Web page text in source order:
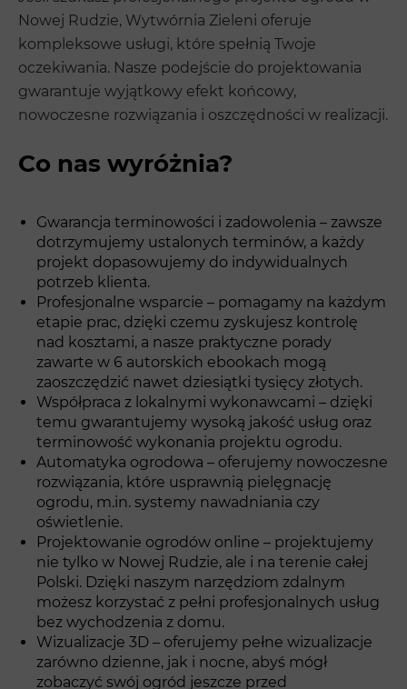
Nowej Rudzie, Wytwórnia Zieleni oferuje
kompleksowe usługi, które spełnią Twoje
oczekiwania. Nasze podejście do projektowania
gwarantuje wyjątkowy efekt końcowy,
nowoczesne rozwiązania i oszczędności w realizacji.
Co nas wyróżnia?
Gwarancja terminowości i zadowolenia – zawsze
dotrzymujemy ustalonych terminów, a każdy
projekt dopasowujemy do indywidualnych
potrzeb klienta.
Profesjonalne wsparcie – pomagamy na każdym
etapie prac, dzięki czemu zyskujesz kontrolę
nad kosztami, a nasze praktyczne porady
zawarte w 6 autorskich ebookach mogą
zaoszczędzić nawet dziesiątki tysięcy złotych.
Współpraca z lokalnymi wykonawcami – dzięki
temu gwarantujemy wysoką jakość usług oraz
terminowość wykonania projektu ogrodu.
Automatyka ogrodowa – oferujemy nowoczesne
rozwiązania, które usprawnią pielęgnację
ogrodu, m.in. systemy nawadniania czy
oświetlenie.
Projektowanie ogrodów online – projektujemy
nie tylko w Nowej Rudzie, ale i na terenie całej
Polski. Dzięki naszym narzędziom zdalnym
możesz korzystać z pełni profesjonalnych usług
bez wychodzenia z domu.
Wizualizacje 3D – oferujemy pełne wizualizacje
zarówno dzienne, jak i nocne, abyś mógł
zobaczyć swój ogród jeszcze przed